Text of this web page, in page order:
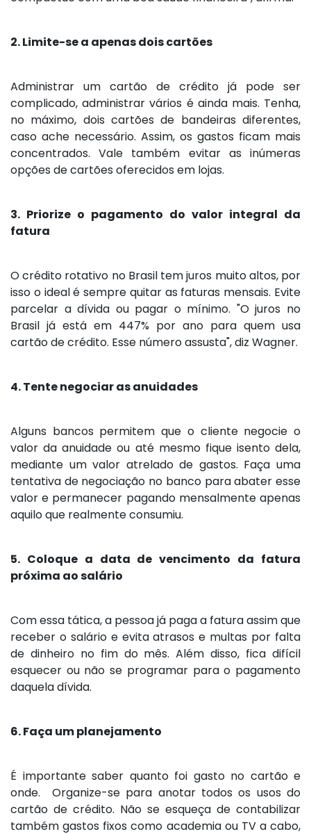
2. Limite-se a apenas dois cartões
Administrar um cartão de crédito já pode ser
complicado, administrar vários é ainda mais. Tenha,
no máximo, dois cartões de bandeiras diferentes,
caso ache necessário. Assim, os gastos ficam mais
concentrados. Vale também evitar as inúmeras
opções de cartões oferecidos em lojas.
3. Priorize o pagamento do valor integral da
fatura
O crédito rotativo no Brasil tem juros muito altos, por
isso o ideal é sempre quitar as faturas mensais. Evite
parcelar a dívida ou pagar o mínimo. "O juros no
Brasil já está em 447% por ano para quem usa
cartão de crédito. Esse número assusta", diz Wagner.
4. Tente negociar as anuidades
Alguns bancos permitem que o cliente negocie o
valor da anuidade ou até mesmo fique isento dela,
mediante um valor atrelado de gastos. Faça uma
tentativa de negociação no banco para abater esse
valor e permanecer pagando mensalmente apenas
aquilo que realmente consumiu.
5. Coloque a data de vencimento da fatura
próxima ao salário
Com essa tática, a pessoa já paga a fatura assim que
receber o salário e evita atrasos e multas por falta
de dinheiro no fim do mês. Além disso, fica difícil
esquecer ou não se programar para o pagamento
daquela dívida.
6. Faça um planejamento
É importante saber quanto foi gasto no cartão e
onde. Organize-se para anotar todos os usos do
cartão de crédito. Não se esqueça de contabilizar
também gastos fixos como academia ou TV a cabo,